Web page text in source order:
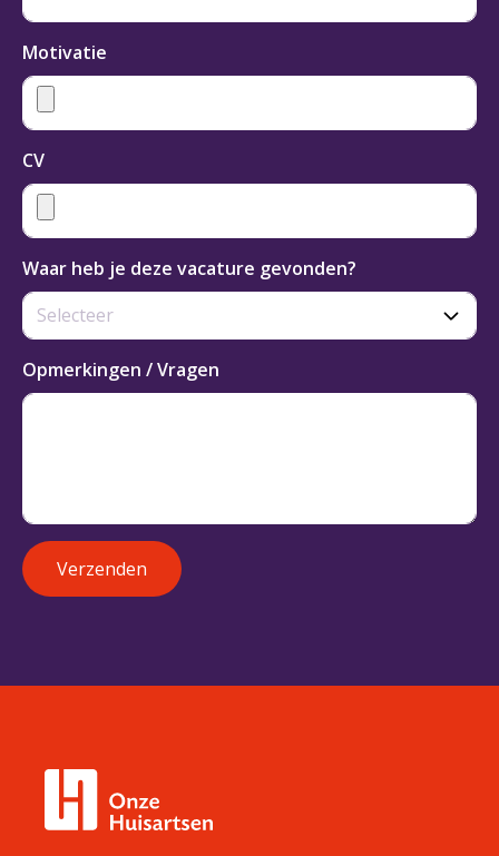
Motivatie
CV
Waar heb je deze vacature gevonden?
Opmerkingen / Vragen
Verzenden